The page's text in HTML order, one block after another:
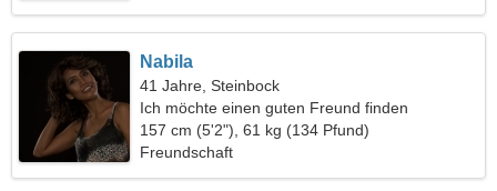
Nabila
41 Jahre, Steinbock
Ich möchte einen guten Freund finden
157 cm (5'2"), 61 kg (134 Pfund)
Freundschaft